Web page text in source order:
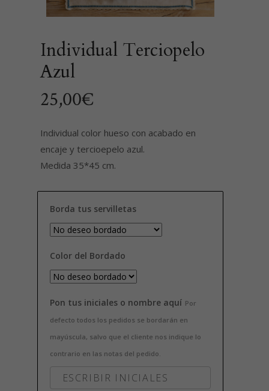
Individual Terciopelo
Azul
25,00€
Individual color hueso con acabado en
encaje y tercioepelo azul.
Medida 35*45 cm.
Borda tus servilletas
Color del Bordado
Pon tus iniciales o nombre aquí Por
defecto todos los pedidos se bordarán en
mayúscula, salvo que el cliente nos indique lo
contrario en las notas del pedido.